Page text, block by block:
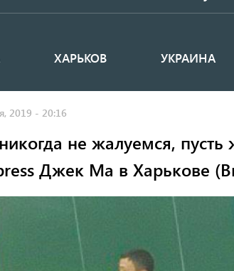
ХАРЬКОВ УКРАИНА
2019 - 20:16
не жалуемся, пусть
Джек Ма в Харькове